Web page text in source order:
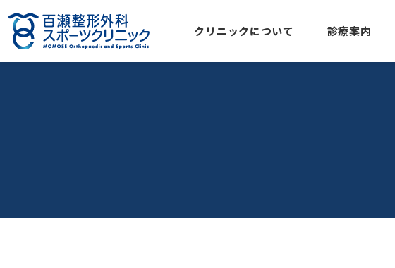
クリニックについて 診療案内